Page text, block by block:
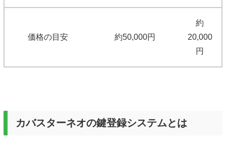
価格の目安 約50,000円
約
20,000
円
カバスターネオの鍵登録システムとは